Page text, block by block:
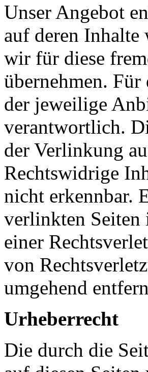
Unser Angebot
auf deren
wir für diese
übernehmen.
der jeweilige
verantwortlich.
der Verlinkung
Rechtswidrige
nicht erkennbar.
verlinkten Seiten
einer
von
umgehend
Urheberrecht
Die durch die